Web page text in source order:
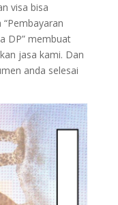
visa bisa
DP” membuat
jasa kami. Dan
anda selesai